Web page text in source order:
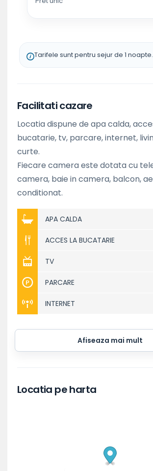
Tarifele sunt pentru sejur de 1 noapte.
Facilitati cazare
Locatia dispune de apa calda,
bucatarie, tv, parcare, internet,
curte.
Fiecare camera este dotata cu
camera, baie in camera, balcon,
conditionat.
APA CALDA
ACCES LA BUCATARIE
TV
PARCARE
INTERNET
Afiseaza mai mult
Locatia pe harta